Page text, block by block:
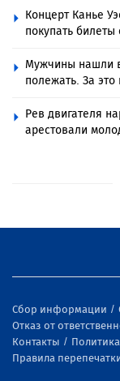
Концерт Канье
покупать билеты
Мужчины нашли
полежать. За это
Рев двигателя
арестовали
Сбор информации
Отказ от
Контакты
Правила